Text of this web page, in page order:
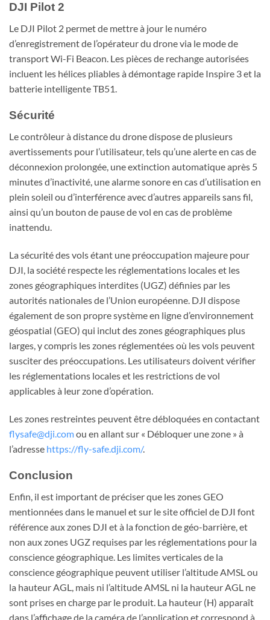
DJI Pilot 2
Le DJI Pilot 2 permet de mettre à jour le numéro
d’enregistrement de l’opérateur du drone via le mode de
transport Wi-Fi Beacon. Les pièces de rechange autorisées
incluent les hélices pliables à démontage rapide Inspire 3 et la
batterie intelligente TB51.
Sécurité
Le contrôleur à distance du drone dispose de plusieurs
avertissements pour l’utilisateur, tels qu’une alerte en cas de
déconnexion prolongée, une extinction automatique après 5
minutes d’inactivité, une alarme sonore en cas d’utilisation en
plein soleil ou d’interférence avec d’autres appareils sans fil,
ainsi qu’un bouton de pause de vol en cas de problème
inattendu.
La sécurité des vols étant une préoccupation majeure pour
DJI, la société respecte les réglementations locales et les
zones géographiques interdites (UGZ) définies par les
autorités nationales de l’Union européenne. DJI dispose
également de son propre système en ligne d’environnement
géospatial (GEO) qui inclut des zones géographiques plus
larges, y compris les zones réglementées où les vols peuvent
susciter des préoccupations. Les utilisateurs doivent vérifier
les réglementations locales et les restrictions de vol
applicables à leur zone d’opération.
Les zones restreintes peuvent être débloquées en contactant
flysafe@dji.comou en allant sur « Débloquer une zone » à
l’adresse https://fly-safe.dji.com/.
Conclusion
Enfin, il est important de préciser que les zones GEO
mentionnées dans le manuel et sur le site officiel de DJI font
référence aux zones DJI et à la fonction de géo-barrière, et
non aux zones UGZ requises par les réglementations pour la
conscience géographique. Les limites verticales de la
conscience géographique peuvent utiliser l’altitude AMSL ou
la hauteur AGL, mais ni l’altitude AMSL ni la hauteur AGL ne
sont prises en charge par le produit. La hauteur (H) apparaît
dans l’affichage de la caméra de l’application et correspond à